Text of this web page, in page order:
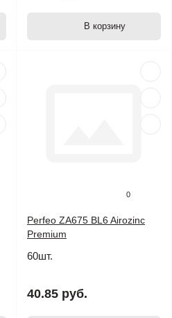
В корзину
0
Perfeo ZA675 BL6 Airozinc
Premium
60шт.
40.85 руб.